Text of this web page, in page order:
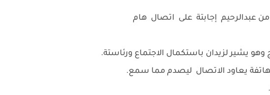
عبدالرحيم إجابتة على اتصال هام
وهو يشير لزيدان باستكمال الاجتماع ورئاستة.
يعاود الاتصال ليصدم مما سمع.